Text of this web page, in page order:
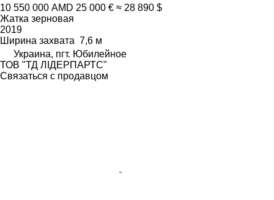
10 550 000 AMD 25 000 € ≈ 28 890 $
Жатка зерновая
2019
Ширина захвата 7,6 м
Украина, пгт. Юбилейное
ТОВ "ТД ЛІДЕРПАРТС"
Связаться с продавцом